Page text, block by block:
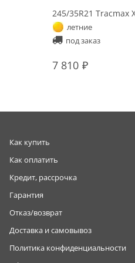
245/35R21 Tracmax
летние
под заказ
7 810
Как купить
Как оплатить
Кредит, рассрочка
Гарантия
Отказ/возврат
Доставка и самовывоз
Политика конфиденциальности